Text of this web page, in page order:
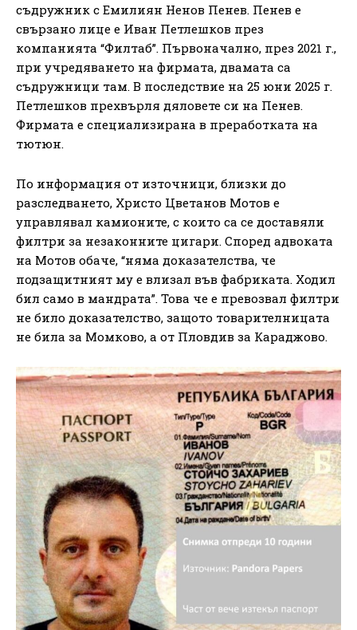
съдружник с Емилиян Ненов Пенев. Пенев е
свързано лице е Иван Петлешков през
компанията “Филтаб”. Първоначално, през 2021 г.,
при учредяването на фирмата, двамата са
съдружници там. В последствие на 25 юни 2025 г.
Петлешков прехвърля дяловете си на Пенев.
Фирмата е специализирана в преработката на
тютюн.
По информация от източници, близки до
разследването, Христо Цветанов Мотов е
управлявал камионите, с които са се доставяли
филтри за незаконните цигари. Според адвоката
на Мотов обаче, “няма доказателства, че
подзащитният му е влизал във фабриката. Ходил
бил само в мандрата”. Това че е превозвал филтри
не било доказателство, защото товарителницата
не била за Момково, а от Пловдив за Караджово.